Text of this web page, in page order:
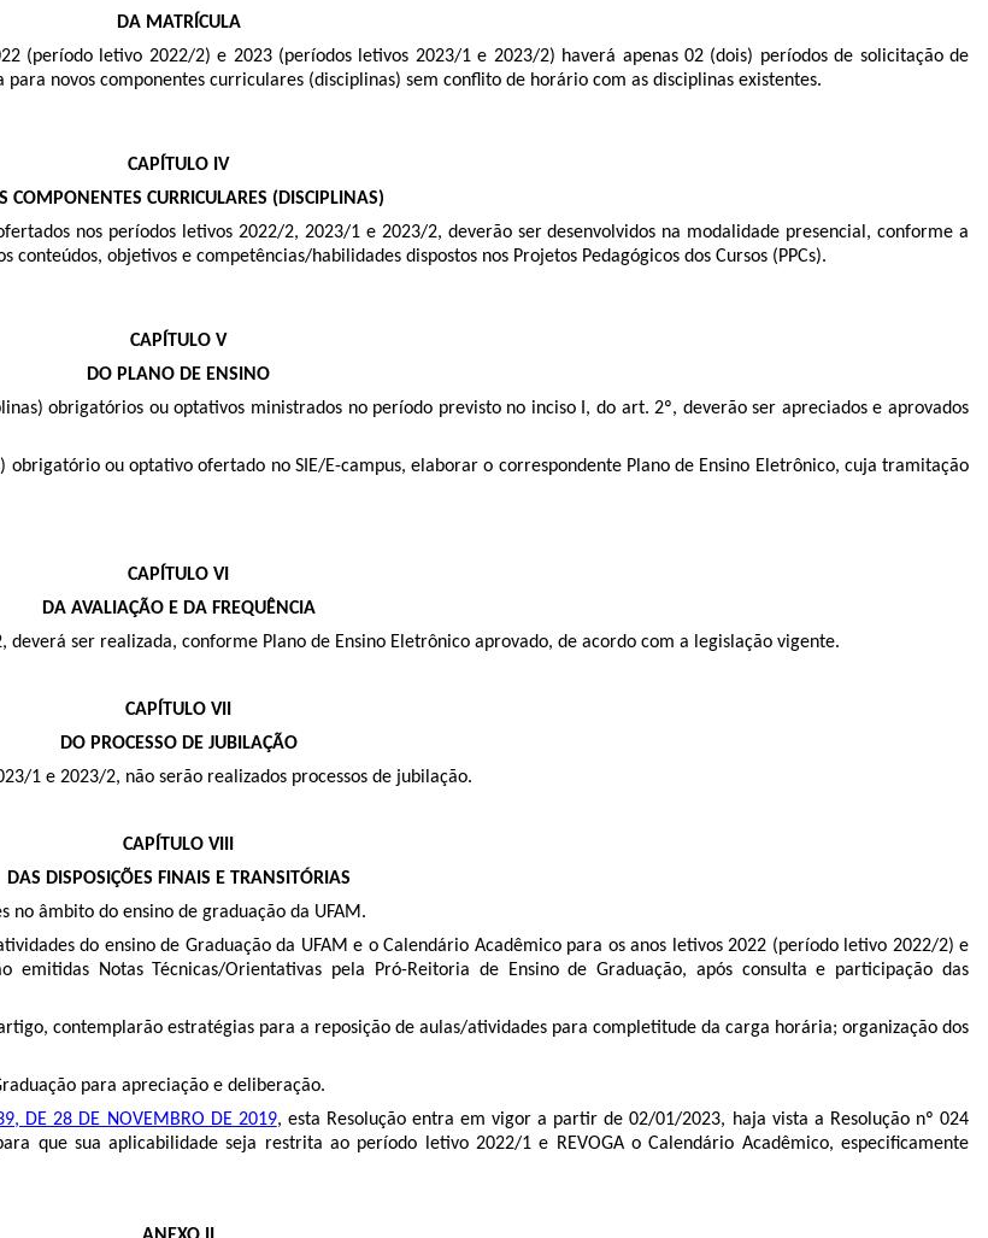
DA MATRÍCULA
(período letivo 2022/2) e 2023 (períodos letivos 2023/1 e 2023/2) haverá apenas 02 (dois) períodos de solicitação de
novos componentes curriculares (disciplinas) sem conﬂito de horário com as disciplinas existentes.
CAPÍTULO IV
COMPONENTES CURRICULARES (DISCIPLINAS)
nos períodos letivos 2022/2, 2023/1 e 2023/2, deverão ser desenvolvidos na modalidade presencial, conforme a
conteúdos, objetivos e competências/habilidades dispostos nos Projetos Pedagógicos dos Cursos (PPCs).
CAPÍTULO V
DO PLANO DE ENSINO
obrigatórios ou optativos ministrados no período previsto no inciso I, do art. 2º, deverão ser apreciados e aprovados
ou optativo ofertado no SIE/E-campus, elaborar o correspondente Plano de Ensino Eletrônico, cuja tramitação
CAPÍTULO VI
DA AVALIAÇÃO E DA FREQUÊNCIA
ser realizada, conforme Plano de Ensino Eletrônico aprovado, de acordo com a legislação vigente.
CAPÍTULO VII
DO PROCESSO DE JUBILAÇÃO
1 e 2023/2, não serão realizados processos de jubilação.
CAPÍTULO VIII
DAS DISPOSIÇÕES FINAIS E TRANSITÓRIAS
no âmbito do ensino de graduação da UFAM.
do ensino de Graduação da UFAM e o Calendário Acadêmico para os anos letivos 2022 (período letivo 2022/2) e
Notas Técnicas/Orientativas pela Pró-Reitoria de Ensino de Graduação, após consulta e participação das
contemplarão estratégias para a reposição de aulas/atividades para completitude da carga horária; organização dos
para apreciação e deliberação.
DE 28 DE NOVEMBRO DE 2019, esta Resolução entra em vigor a partir de 02/01/2023, haja vista a Resolução nº 024
que sua aplicabilidade seja restrita ao período letivo 2022/1 e REVOGA o Calendário Acadêmico, especificamente